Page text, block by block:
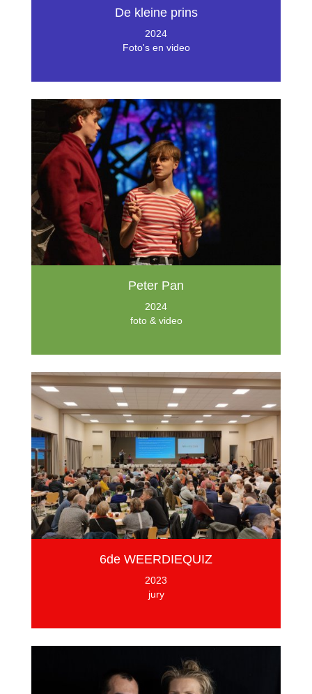
De kleine prins
2024
Foto's en video
Peter Pan
2024
foto & video
6de WEERDIEQUIZ
2023
jury